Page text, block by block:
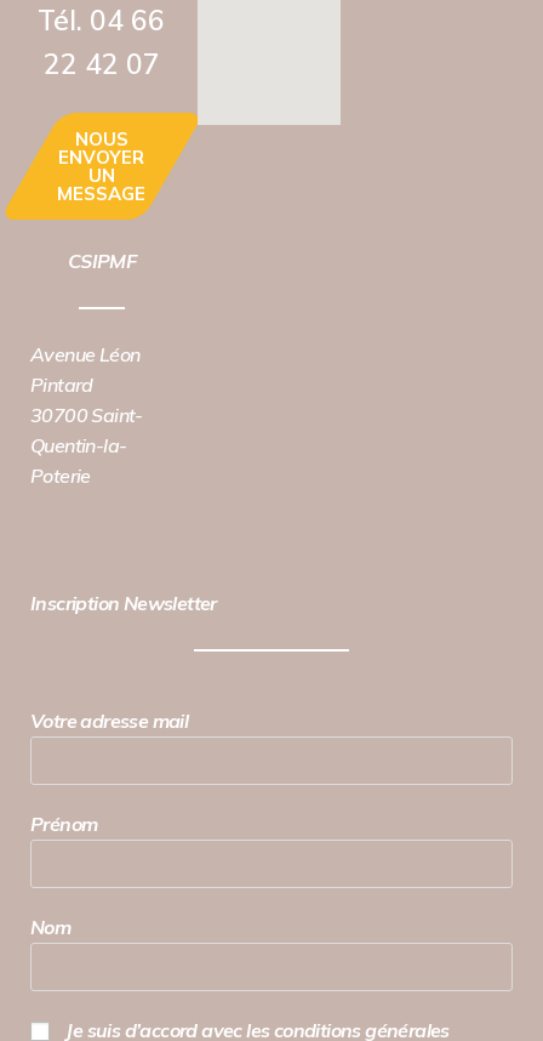
Tél. 04 66
22 42 07‬
NOUS
ENVOYER
UN
MESSAGE
CSIPMF
Avenue Léon
Pintard
30700 Saint-
Quentin-la-
Poterie
Inscription Newsletter
Votre adresse mail
Prénom
Nom
Je suis d’accord avec les conditions générales